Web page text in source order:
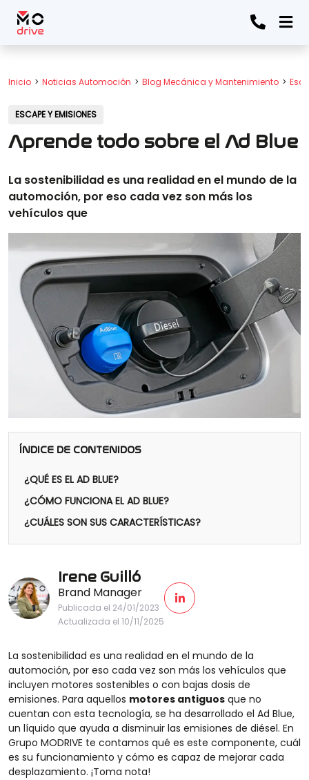
Inicio Noticias Automoción Blog Mecánica y Mantenimiento
ESCAPE Y EMISIONES
Aprende todo sobre el Ad Blue
La sostenibilidad es una realidad en el mundo de la
automoción, por eso cada vez son más los
vehículos que
ÍNDICE DE CONTENIDOS
¿QUÉ ES EL AD BLUE?
¿CÓMO FUNCIONA EL AD BLUE?
¿CUÁLES SON SUS CARACTERÍSTICAS?
Irene Guilló
Brand Manager
Publicada el 24/01/2023
Actualizada el 10/11/2025
La sostenibilidad es una realidad en el mundo de la
automoción, por eso cada vez son más los vehículos que
incluyen motores sostenibles o con bajas dosis de
emisiones. Para aquellos motores antiguos que no
cuentan con esta tecnología, se ha desarrollado el Ad Blue,
un líquido que ayuda a disminuir las emisiones de diésel. En
Grupo MODRIVE te contamos qué es este componente, cuál
es su funcionamiento y cómo es capaz de mejorar cada
desplazamiento. ¡Toma nota!